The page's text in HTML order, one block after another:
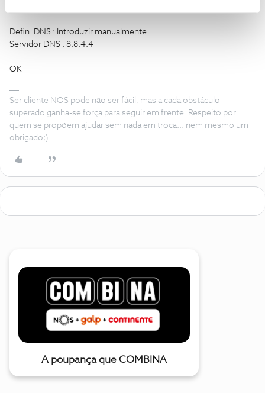
Defin. DNS : Introduzir manualmente
Servidor DNS : 8.8.4.4
OK
Ser cliente NOS pode não ser fácil, mas a cada obstáculo
superado ganha-se força para seguir em frente. Respeito por
quem se propõem ajudar sem nada em troca... nem mesmo um
obrigado;)
A poupança que COMBINA